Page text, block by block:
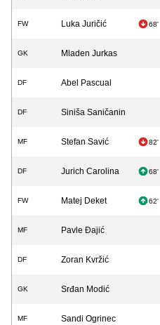
FW Luka Juričić 68'
GK Mladen Jurkas
DF Abel Pascual
DF Siniša Saničanin
MF Stefan Savić 82'
DF Jurich Carolina 68'
FW Matej Deket 62'
MF Pavle Đajić
DF Zoran Kvržić
GK Srđan Modić
MF Sandi Ogrinec